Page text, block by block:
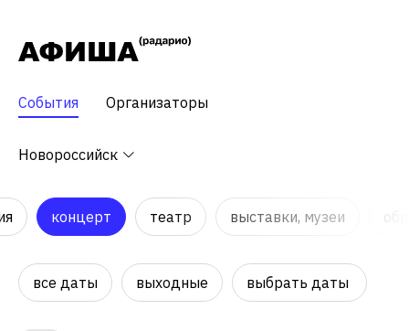
События Организаторы
Новороссийск
концерт театр выставки, музеи
все даты выходные выбрать даты